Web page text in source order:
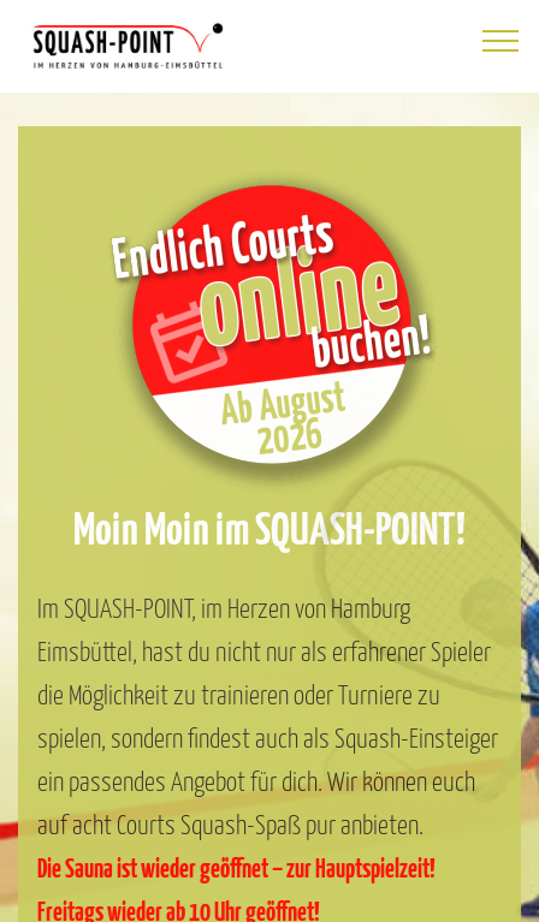
Moin Moin im SQUASH-POINT!
Im SQUASH-POINT, im Herzen von Hamburg
Eimsbüttel, hast du nicht nur als erfahrener Spieler
die Möglichkeit zu trainieren oder Turniere zu
spielen, sondern findest auch als Squash-Einsteiger
ein passendes Angebot für dich. Wir können euch
auf acht Courts Squash-Spaß pur anbieten.
Die Sauna ist wieder geöffnet – zur Hauptspielzeit!
Freitags wieder ab 10 Uhr geöffnet!